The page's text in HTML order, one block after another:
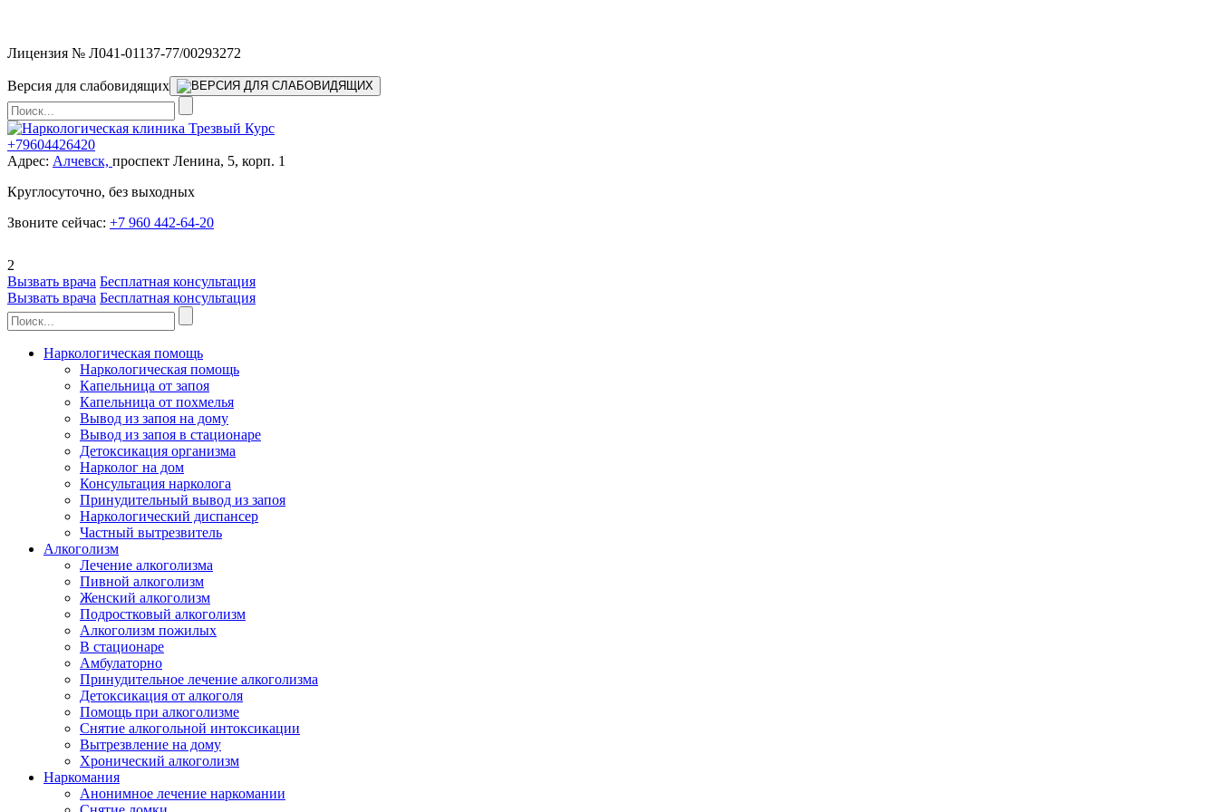
Лицензия № Л041-01137-77/00293272
Версия для слабовидящих
+79604426420
Адрес: Алчевск, проспект Ленина, 5, корп. 1
Круглосуточно, без выходных
Звоните сейчас: +7 960 442-64-20
2
Вызвать врача Бесплатная консультация
Вызвать врача Бесплатная консультация
Наркологическая помощь
Наркологическая помощь
Капельница от запоя
Капельница от похмелья
Вывод из запоя на дому
Вывод из запоя в стационаре
Детоксикация организма
Нарколог на дом
Консультация нарколога
Принудительный вывод из запоя
Наркологический диспансер
Частный вытрезвитель
Алкоголизм
Лечение алкоголизма
Пивной алкоголизм
Женский алкоголизм
Подростковый алкоголизм
Алкоголизм пожилых
В стационаре
Амбулаторно
Принудительное лечение алкоголизма
Детоксикация от алкоголя
Помощь при алкоголизме
Снятие алкогольной интоксикации
Вытрезвление на дому
Хронический алкоголизм
Наркомания
Анонимное лечение наркомании